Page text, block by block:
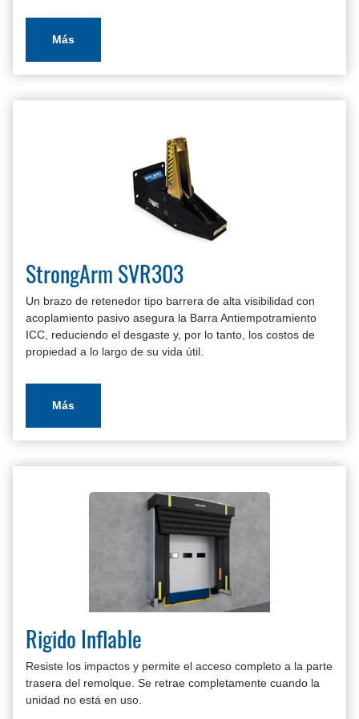
Más
StrongArm SVR303
Un brazo de retenedor tipo barrera de alta visibilidad con
acoplamiento pasivo asegura la Barra Antiempotramiento
ICC, reduciendo el desgaste y, por lo tanto, los costos de
propiedad a lo largo de su vida útil.
Más
Rigido Inflable
Resiste los impactos y permite el acceso completo a la parte
trasera del remolque. Se retrae completamente cuando la
unidad no está en uso.